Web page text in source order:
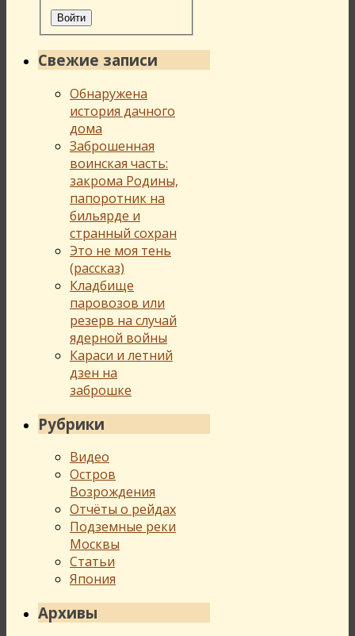
Войти
Свежие записи
Обнаружена
история дачного
дома
Заброшенная
воинская часть:
закрома Родины,
папоротник на
бильярде и
странный сохран
Это не моя тень
(рассказ)
Кладбище
паровозов или
резерв на случай
ядерной войны
Караси и летний
дзен на
заброшке
Рубрики
Видео
Остров
Возрождения
Отчёты о рейдах
Подземные реки
Москвы
Статьи
Япония
Архивы